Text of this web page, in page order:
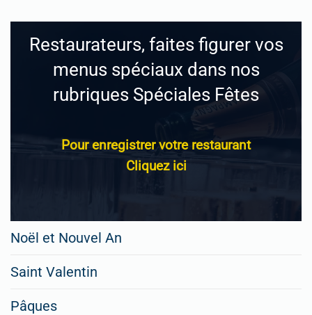
Restaurateurs, faites figurer vos
menus spéciaux dans nos
rubriques Spéciales Fêtes
Pour enregistrer votre restaurant
Cliquez ici
Noël et Nouvel An
Saint Valentin
Pâques